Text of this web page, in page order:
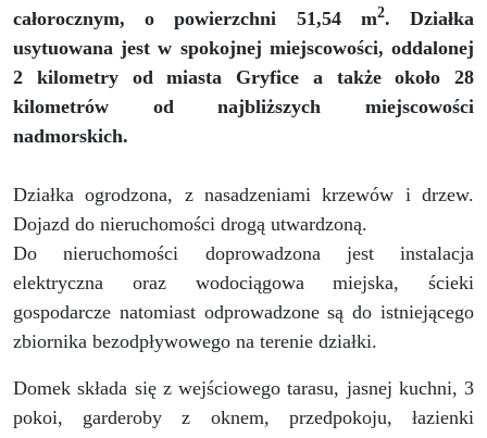
całorocznym, o powierzchni 51,54 m2. Działka
usytuowana jest w spokojnej miejscowości, oddalonej
2 kilometry od miasta Gryfice a także około 28
kilometrów od najbliższych miejscowości
nadmorskich.
Działka ogrodzona, z nasadzeniami krzewów i drzew.
Dojazd do nieruchomości drogą utwardzoną.
Do nieruchomości doprowadzona jest instalacja
elektryczna oraz wodociągowa miejska, ścieki
gospodarcze natomiast odprowadzone są do istniejącego
zbiornika bezodpływowego na terenie działki.
Domek składa się z wejściowego tarasu, jasnej kuchni, 3
pokoi, garderoby z oknem, przedpokoju, łazienki